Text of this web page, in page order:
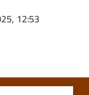
12:53